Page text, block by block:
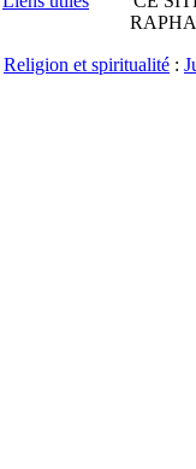
Religion et spiritualité :